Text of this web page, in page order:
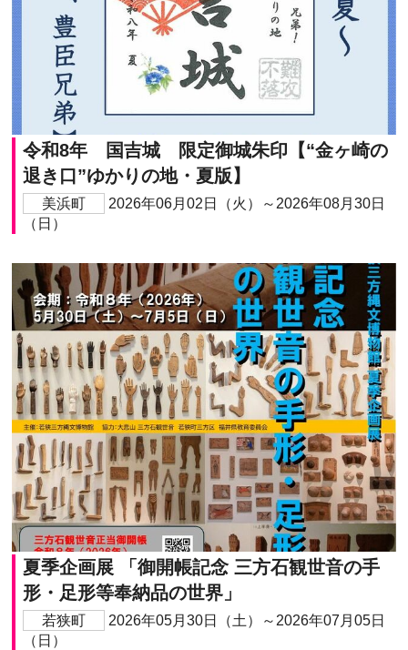
令和8年 国吉城 限定御城朱印【“金ヶ崎の
退き口”ゆかりの地・夏版】
美浜町
2026年06月02日（火）～2026年08月30日
（日）
夏季企画展 「御開帳記念 三方石観世音の手
形・足形等奉納品の世界」
若狭町
2026年05月30日（土）～2026年07月05日
（日）